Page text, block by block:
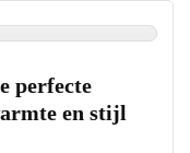
perfecte
en stijl